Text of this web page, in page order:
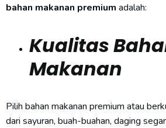
bahan makanan premium adalah:
Kualitas
Makanan
Pilih bahan makanan premium atau
dari sayuran, buah-buahan, daging